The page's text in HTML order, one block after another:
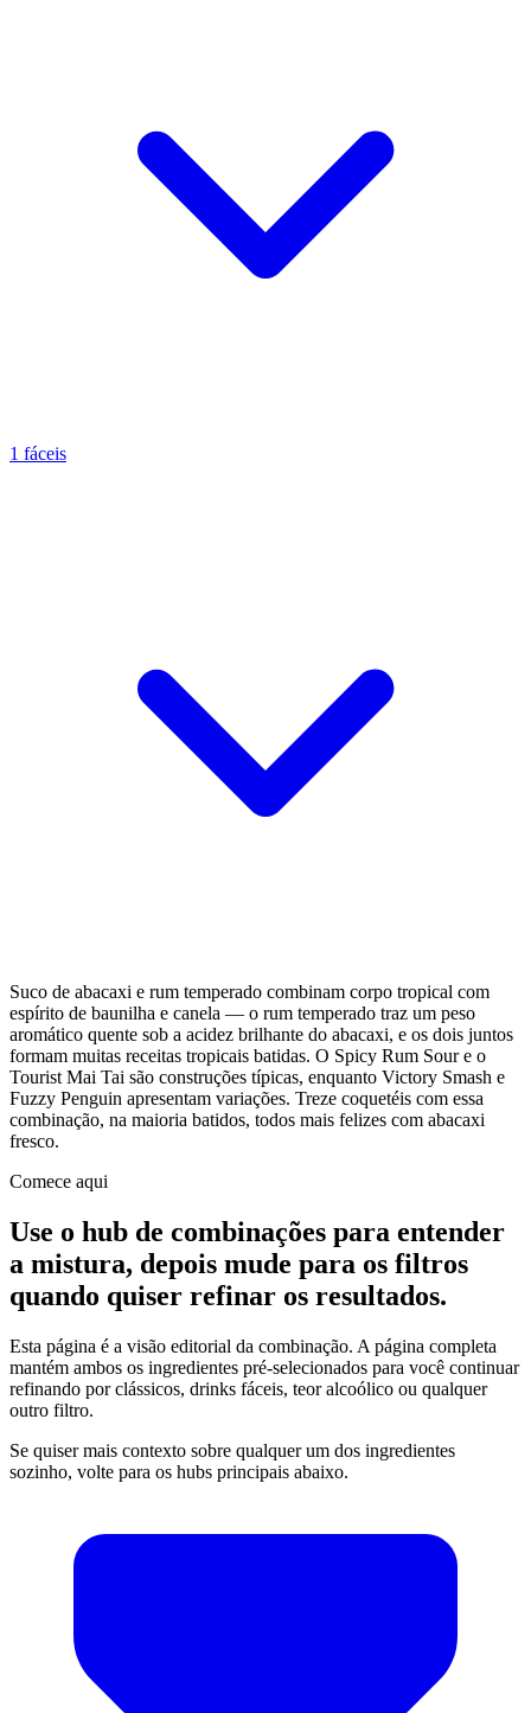
1 fáceis
Suco de abacaxi e rum temperado combinam corpo tropical com
espírito de baunilha e canela — o rum temperado traz um peso
aromático quente sob a acidez brilhante do abacaxi, e os dois juntos
formam muitas receitas tropicais batidas. O Spicy Rum Sour e o
Tourist Mai Tai são construções típicas, enquanto Victory Smash e
Fuzzy Penguin apresentam variações. Treze coquetéis com essa
combinação, na maioria batidos, todos mais felizes com abacaxi
fresco.
Comece aqui
Use o hub de combinações para entender
a mistura, depois mude para os filtros
quando quiser refinar os resultados.
Esta página é a visão editorial da combinação. A página completa
mantém ambos os ingredientes pré-selecionados para você continuar
refinando por clássicos, drinks fáceis, teor alcoólico ou qualquer
outro filtro.
Se quiser mais contexto sobre qualquer um dos ingredientes
sozinho, volte para os hubs principais abaixo.